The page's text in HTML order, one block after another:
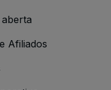
Afiliados